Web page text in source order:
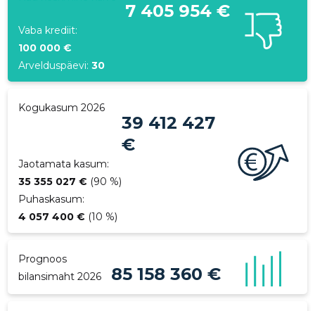
7 405 954 €
Vaba krediit:
100 000 €
Arvelduspäevi:30
Kogukasum 2026
39 412 427
€
Jaotamata kasum:
35 355 027 € (90 %)
Puhaskasum:
4 057 400 € (10 %)
Prognoos
bilansimaht 2026
85 158 360 €